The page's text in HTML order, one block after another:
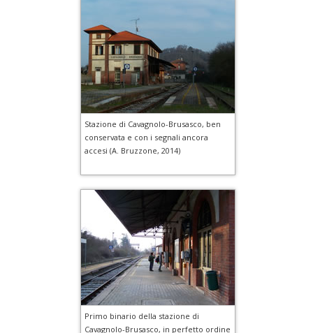
Stazione di Cavagnolo-Brusasco, ben
conservata e con i segnali ancora
accesi (A. Bruzzone, 2014)
Primo binario della stazione di
Cavagnolo-Brusasco, in perfetto ordine